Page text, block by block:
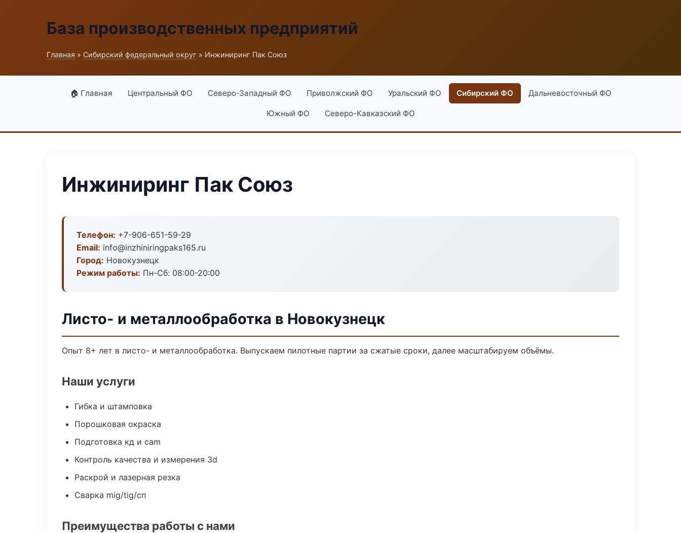
База производственных предприятий
Главная » Сибирский федеральный округ » Инжиниринг Пак Союз
🏠 Главная Центральный ФО Северо-Западный ФО Приволжский ФО Уральский ФО Сибирский ФО Дальневосточный ФО
Южный ФО Северо-Кавказский ФО
Инжиниринг Пак Союз
Телефон: +7-906-651-59-29
Email: info@inzhiniringpaks165.ru
Город: Новокузнецк
Режим работы: Пн-Сб: 08:00-20:00
Листо- и металлообработка в Новокузнецк
Опыт 8+ лет в листо- и металлообработка. Выпускаем пилотные партии за сжатые сроки, далее масштабируем объёмы.
Наши услуги
Гибка и штамповка
Порошковая окраска
Подготовка кд и cam
Контроль качества и измерения 3d
Раскрой и лазерная резка
Сварка mig/tig/сп
Преимущества работы с нами